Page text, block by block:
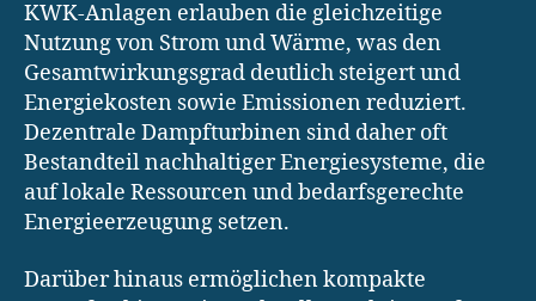
KWK-Anlagen erlauben die gleichzeitige
Nutzung von Strom und Wärme, was den
Gesamtwirkungsgrad deutlich steigert und
Energiekosten sowie Emissionen reduziert.
Dezentrale Dampfturbinen sind daher oft
Bestandteil nachhaltiger Energiesysteme, die
auf lokale Ressourcen und bedarfsgerechte
Energieerzeugung setzen.
Darüber hinaus ermöglichen kompakte